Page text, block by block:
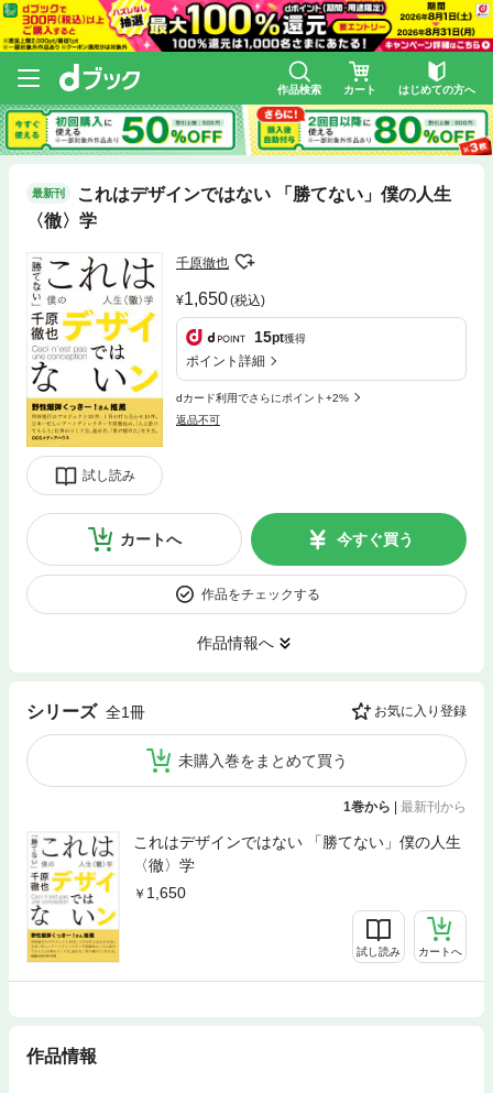
作品検索 カート はじめての方へ
最新刊
これはデザインではない 「勝てない」僕の人生
〈徹〉学
試し読み
千原徹也
1,650(税込)
15pt獲得
ポイント詳細
dカード利用でさらにポイント+2%
返品不可
カートへ 今すぐ買う
作品をチェックする
作品情報へ
シリーズ 全1冊 お気に入り登録
未購入巻をまとめて買う
1巻から | 最新刊から
これはデザインではない 「勝てない」僕の人生
〈徹〉学
1,650
試し読み カートへ
作品情報